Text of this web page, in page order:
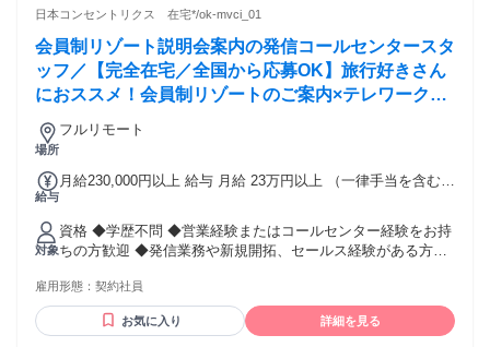
￣￣￣ ◇人事・採用業務の経験がある方 ◇BtoBの業務経験が
人物像 ￣￣￣￣￣￣￣￣￣￣￣￣￣￣￣￣￣￣ ＊チームワー
クを大切にできる方 ＊主体的に考え行動できる方 ＊マルチタ
スクを効率的にこなせる方 ＊報連相を徹底できる方 ＊オンラ
インツールを活用した コミュニケーションが出来る方 ⭐使用
ツール ￣￣￣￣￣￣￣￣￣￣￣￣￣￣￣￣￣￣ ＊チャットワ
男性21％、女性79％ 平均年齢：33歳 有給取得率：100％ 前職
レル人事 求人広告代理店 人材紹介会社 など
日本コンセントリクス 在宅*/ok-mvci_01
会員制リゾート説明会案内の発信コールセンタースタ
ッフ／【完全在宅／全国から応募OK】旅行好きさん
におススメ！会員制リゾートのご案内×テレワーク・
リモートワーク◎月収34万円以上も可能！
場所
フルリモート
給与
月給230,000円以上 給与 月給 23万円以上 （一律手当を含む）
間4ヶ月(同条件) ※以降3ヶ月更新 ＜在宅ならこんな悩みが解
決されます＞ ◎住んでいる街に仕事が少なくて困っている ⇒
就業環境をクリアすればご自宅で業務可能！ ◎家族が転勤族
で居住を転々とするのが辛い ⇒ 東京都・横浜市・大阪市・名
務可能です！ ◎職場が遠く通勤時間が長い ⇒ 通勤時間０
分、余暇でプライベートも充実♪
対象
資格 ◆学歴不問 ◆営業経験またはコールセンター経験をお持
ちの方歓迎 ◆発信業務や新規開拓、セールス経験がある方は
特に歓迎 ◆接客業経験者や旅行が好きな方歓迎 ◆明るく丁寧
に、お客様との会話を楽しめる方 ◆人との会話が好きな方、
人に喜ばれる仕事がしたい方 【必須条件】 ・パソコンの基本
雇用形態： 契約社員
お気に入り 詳細を見る